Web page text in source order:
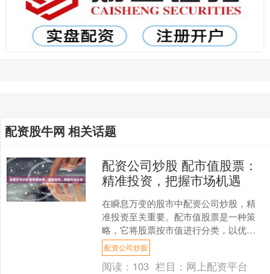
配资股牛网 相关话题
配资公司炒股 配市值股票：
精准投资，把握市场机遇
在瞬息万变的股市中配资公司炒股，精
准投资至关重要。配市值股票是一种策
略，它将股票按市值进行分类，以优化
投资组合。 在期货配资平台上，投资者
可以通过借用资金来进行....
配资公司炒股
阅读： 103 栏目： 网上配资平台